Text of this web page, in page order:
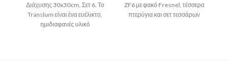
Διάχυσης 30x30cm, Σετ 6. Το
Translum είναι ένα ευέλικτο,
ημιδιαφανές υλικό
ZF6 με φακό Fresnel, τέσσερα
πτερύγια και σετ τεσσάρων